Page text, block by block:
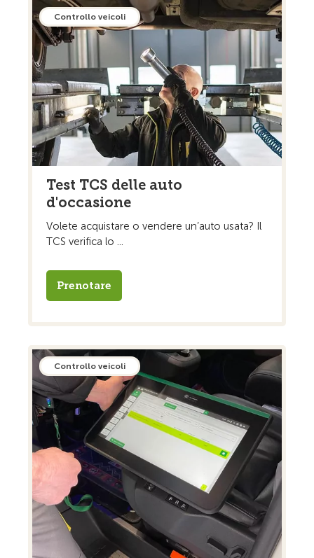
Controllo veicoli
Test TCS delle auto
d'occasione
Volete acquistare o vendere un’auto usata? Il
TCS verifica lo ...
Prenotare
Controllo veicoli